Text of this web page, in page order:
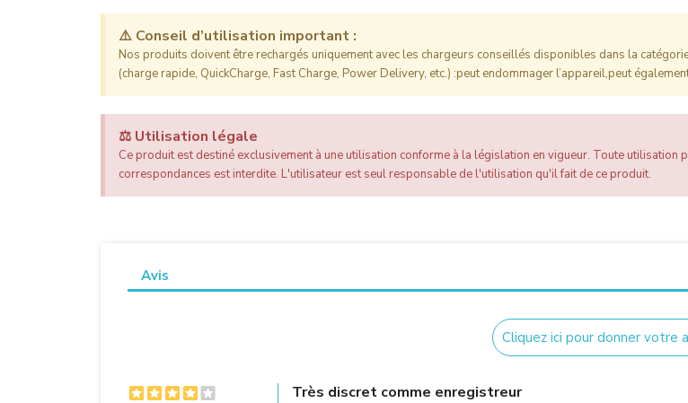
⚠️ Conseil d’utilisation important :
Nos produits doivent être rechargés uniquement avec les chargeurs conseillés disponibles dans la
(charge rapide, QuickCharge, Fast Charge, Power Delivery, etc.) :peut endommager l’appareil,peut
⚖️ Utilisation légale
Ce produit est destiné exclusivement à une utilisation conforme à la législation en vigueur. Toute utilisation
correspondances est interdite. L'utilisateur est seul responsable de l'utilisation qu'il fait de ce produit.
Avis
Cliquez ici pour donner votre
Très discret comme enregistreur